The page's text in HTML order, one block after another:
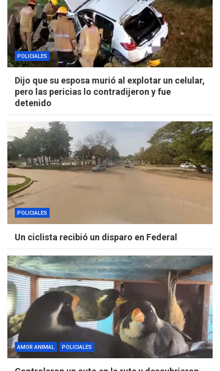
POLICIALES
Dijo que su esposa murió al explotar un celular,
pero las pericias lo contradijeron y fue
detenido
POLICIALES
Un ciclista recibió un disparo en Federal
AMOR ANIMAL POLICIALES